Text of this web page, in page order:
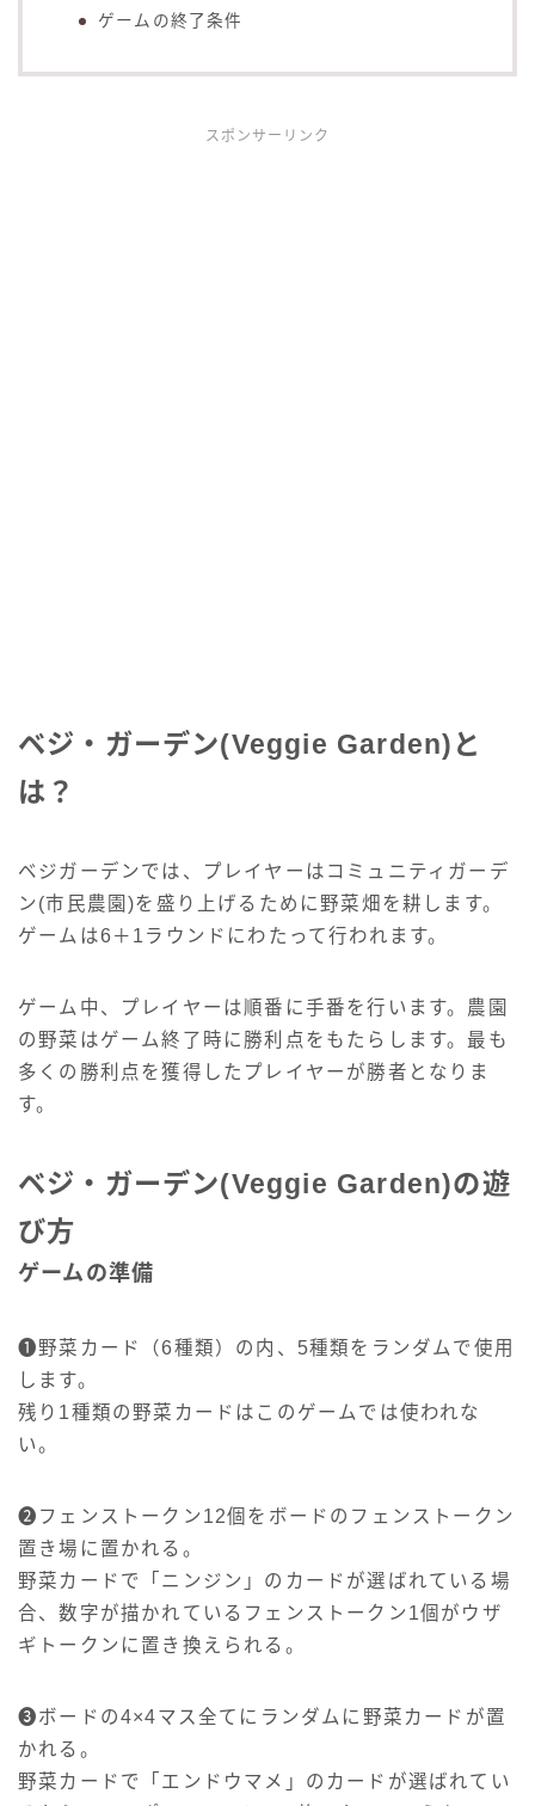
ゲームの終了条件
スポンサーリンク
ベジ・ガーデン(Veggie Garden)と
は？
ベジガーデンでは、プレイヤーはコミュニティガーデ
ン(市民農園)を盛り上げるために野菜畑を耕します。
ゲームは6＋1ラウンドにわたって行われます。
ゲーム中、プレイヤーは順番に手番を行います。農園
の野菜はゲーム終了時に勝利点をもたらします。最も
多くの勝利点を獲得したプレイヤーが勝者となりま
す。
ベジ・ガーデン(Veggie Garden)の遊
び方
ゲームの準備
❶野菜カード（6種類）の内、5種類をランダムで使用
します。
残り1種類の野菜カードはこのゲームでは使われな
い。
❷フェンストークン12個をボードのフェンストークン
置き場に置かれる。
野菜カードで「ニンジン」のカードが選ばれている場
合、数字が描かれているフェンストークン1個がウザ
ギトークンに置き換えられる。
❸ボードの4×4マス全てにランダムに野菜カードが置
かれる。
野菜カードで「エンドウマメ」のカードが選ばれてい